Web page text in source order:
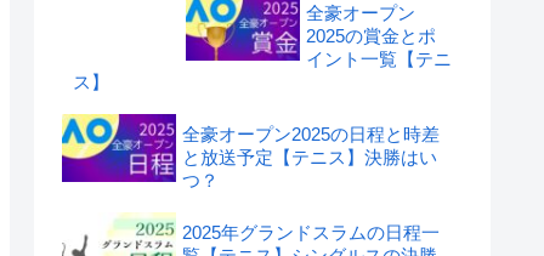
全豪オープン
2025の賞金とポ
イント一覧【テニ
ス】
全豪オープン2025の日程と時差
と放送予定【テニス】決勝はい
つ？
2025年グランドスラムの日程一